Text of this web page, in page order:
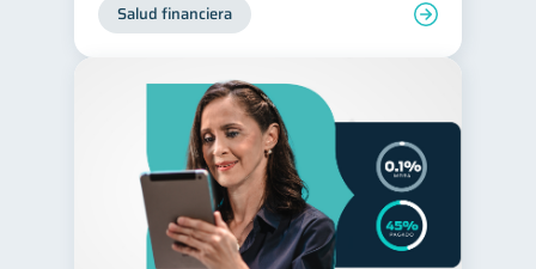
Salud financiera